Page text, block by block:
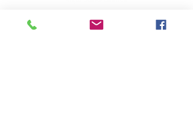
주일KM예배 (1부) 9am, (2부)
11am